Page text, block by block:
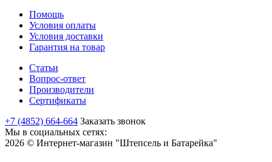
Помощь
Условия оплаты
Условия доставки
Гарантия на товар
Статьи
Вопрос-ответ
Производители
Сертификаты
+7 (4852) 664-664 Заказать звонок
Мы в социальных сетях:
2026 © Интернет-магазин "Штепсель и Батарейка"